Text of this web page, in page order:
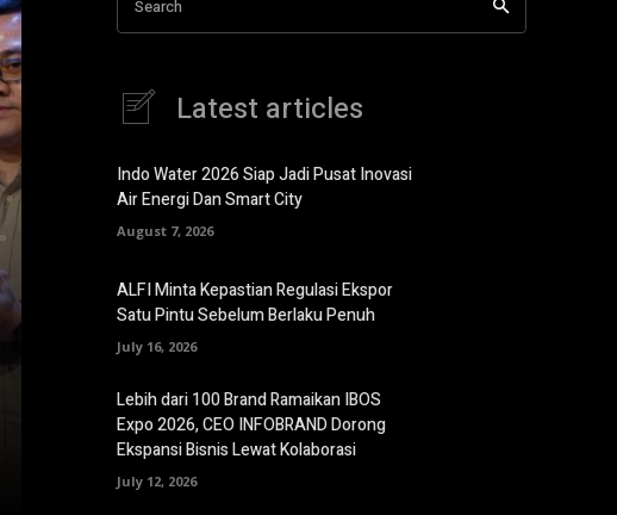
Search
Latest articles
Indo Water 2026 Siap Jadi Pusat Inovasi
Air Energi Dan Smart City
August 7, 2026
ALFI Minta Kepastian Regulasi Ekspor
Satu Pintu Sebelum Berlaku Penuh
July 16, 2026
Lebih dari 100 Brand Ramaikan IBOS
Expo 2026, CEO INFOBRAND Dorong
Ekspansi Bisnis Lewat Kolaborasi
July 12, 2026